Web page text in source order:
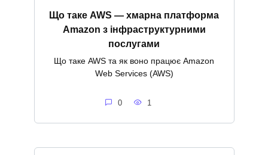
Що таке AWS — хмарна платформа
Amazon з інфраструктурними
послугами
Що таке AWS та як воно працює Amazon
Web Services (AWS)
0 1